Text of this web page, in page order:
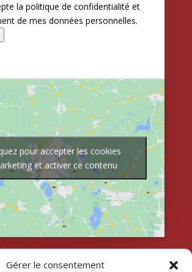
Gérer le consentement
la politique de confidentialité et
de mes données personnelles.
pour accepter les cookies
et activer ce contenu